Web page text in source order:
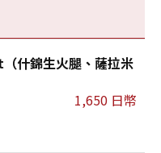
什錦生火腿、薩拉米
1,650 日幣